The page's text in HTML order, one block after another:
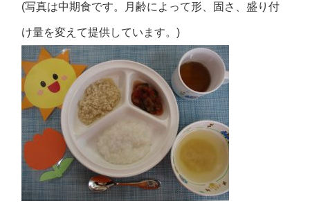
(写真は中期食です。月齢によって形、固さ、盛り付
け量を変えて提供しています。)